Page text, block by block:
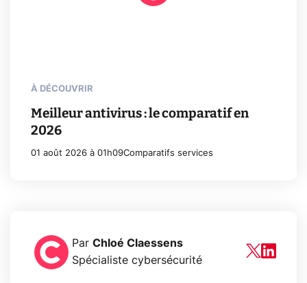
À DÉCOUVRIR
Meilleur antivirus : le comparatif en
2026
01 août 2026 à 01h09Comparatifs services
Par Chloé Claessens
Spécialiste cybersécurité